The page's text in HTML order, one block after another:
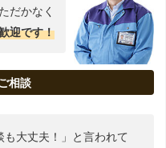
だかなく
迎です！
相談
も大丈夫！」と言われて